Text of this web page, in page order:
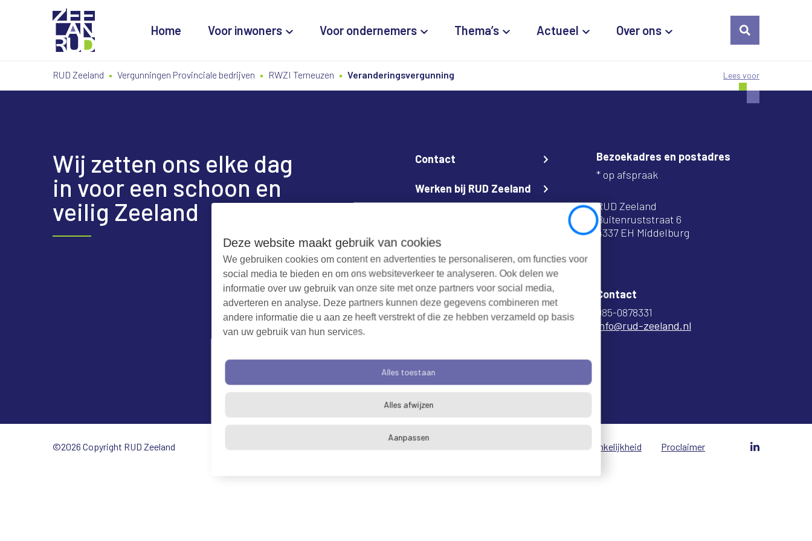
Close
Deze website maakt gebruik van cookies
We gebruiken cookies om content en advertenties te personaliseren, om functies voor
social media te bieden en om ons websiteverkeer te analyseren. Ook delen we
informatie over uw gebruik van onze site met onze partners voor social media,
adverteren en analyse. Deze partners kunnen deze gegevens combineren met
andere informatie die u aan ze heeft verstrekt of die ze hebben verzameld op basis
van uw gebruik van hun services.
Alles toestaan
Alles afwijzen
Aanpassen
de
de
Home Voor inwoners Voor ondernemers Thema’s Actueel Over ons
RUD Zeeland Vergunningen Provinciale bedrijven RWZI Terneuzen Veranderingsvergunning Lees voor
Wij zetten ons elke dag
in voor een schoon en
veilig Zeeland
Contact
Werken bij RUD Zeeland
Bezoekadres en postadres
* op afspraak
RUD Zeeland
Buitenruststraat 6
4337 EH Middelburg
Contact
085-0878331
info@rud-zeeland.nl
©2026 Copyright RUD Zeeland Algemene voorwaarden Toegankelijkheid Proclaimer